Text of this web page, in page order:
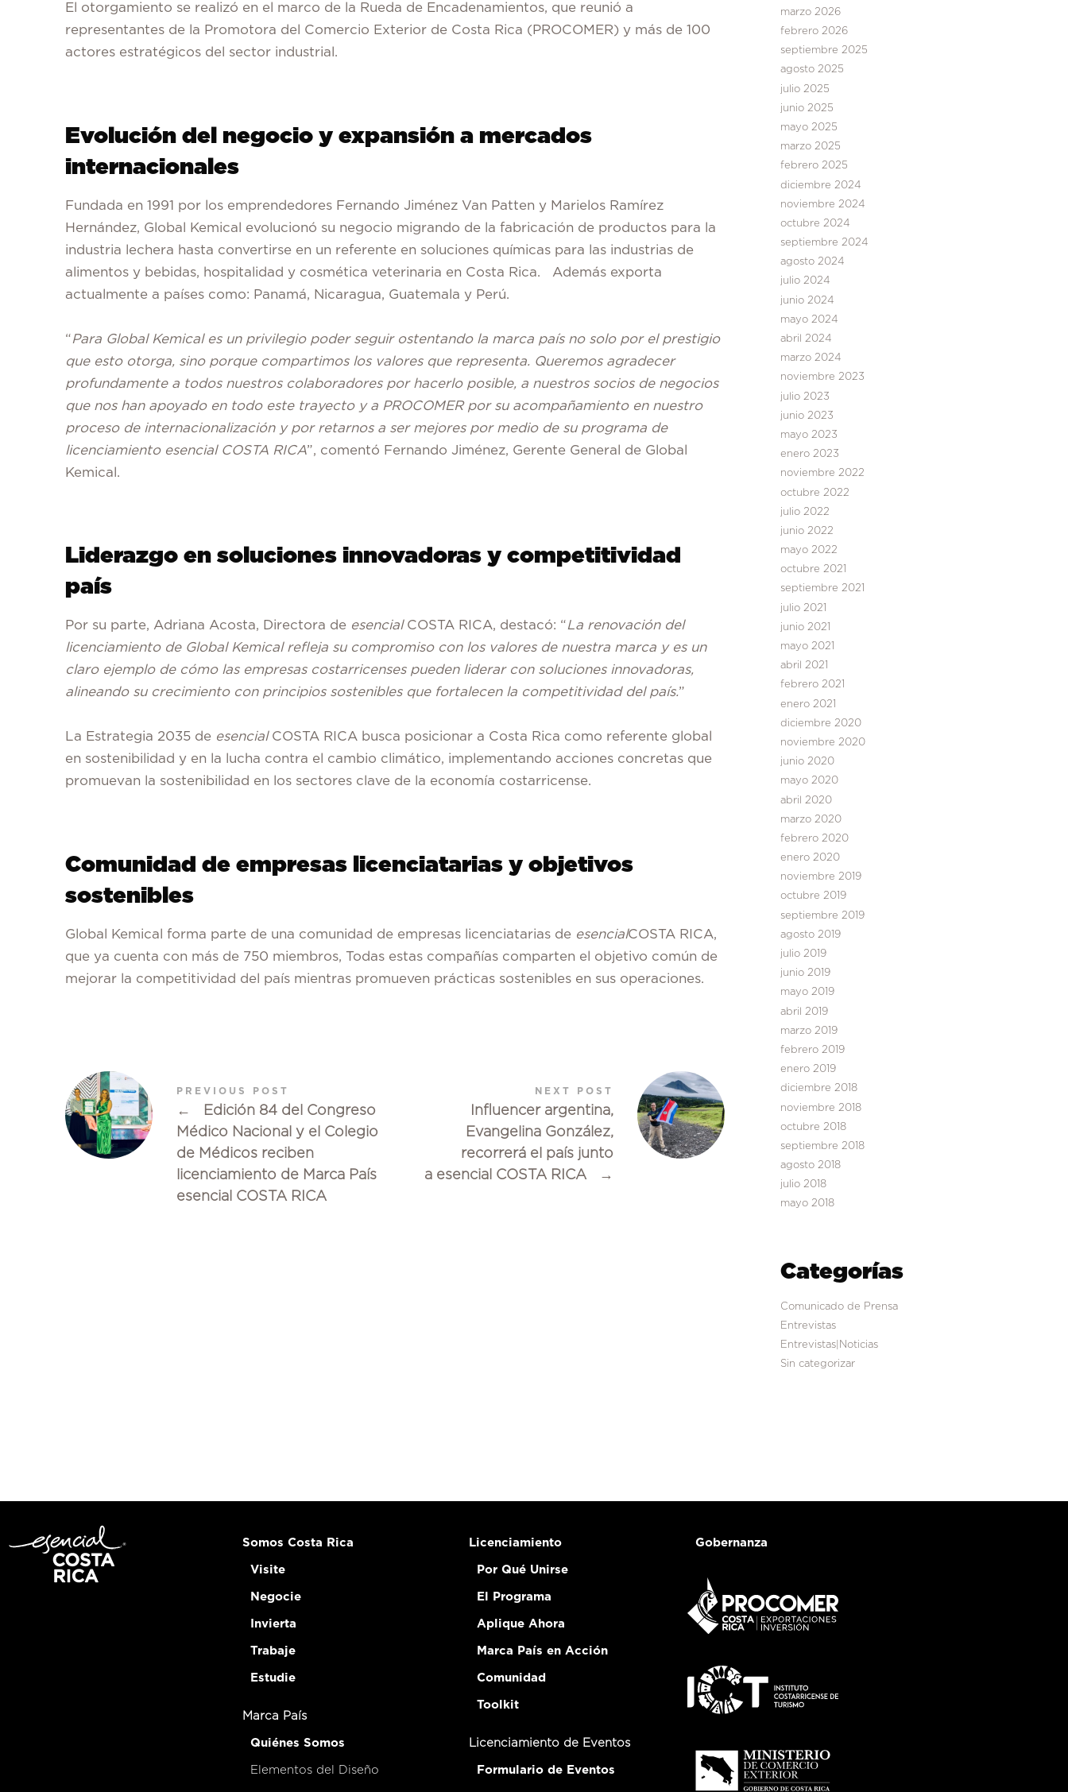
El otorgamiento se realizó en el marco de la Rueda de Encadenamientos, que reunió a
representantes de la Promotora del Comercio Exterior de Costa Rica (PROCOMER) y más de 100
actores estratégicos del sector industrial.
Evolución del negocio y expansión a mercados
internacionales
Fundada en 1991 por los emprendedores Fernando Jiménez Van Patten y Marielos Ramírez
Hernández, Global Kemical evolucionó su negocio migrando de la fabricación de productos para la
industria lechera hasta convertirse en un referente en soluciones químicas para las industrias de
alimentos y bebidas, hospitalidad y cosmética veterinaria en Costa Rica. Además exporta
actualmente a países como: Panamá, Nicaragua, Guatemala y Perú.
“Para Global Kemical es un privilegio poder seguir ostentando la marca país no solo por el prestigio
que esto otorga, sino porque compartimos los valores que representa. Queremos agradecer
profundamente a todos nuestros colaboradores por hacerlo posible, a nuestros socios de negocios
que nos han apoyado en todo este trayecto y a PROCOMER por su acompañamiento en nuestro
proceso de internacionalización y por retarnos a ser mejores por medio de su programa de
licenciamiento esencial COSTA RICA”, comentó Fernando Jiménez, Gerente General de Global
Kemical.
Liderazgo en soluciones innovadoras y competitividad
país
Por su parte, Adriana Acosta, Directora de esencialCOSTA RICA, destacó: “La renovación del
licenciamiento de Global Kemical refleja su compromiso con los valores de nuestra marca y es un
claro ejemplo de cómo las empresas costarricenses pueden liderar con soluciones innovadoras,
alineando su crecimiento con principios sostenibles que fortalecen la competitividad del país.”
La Estrategia 2035 de esencialCOSTA RICA busca posicionar a Costa Rica como referente global
en sostenibilidad y en la lucha contra el cambio climático, implementando acciones concretas que
promuevan la sostenibilidad en los sectores clave de la economía costarricense.
Comunidad de empresas licenciatarias y objetivos
sostenibles
Global Kemical forma parte de una comunidad de empresas licenciatarias de esencialCOSTA RICA,
que ya cuenta con más de 750 miembros, Todas estas compañías comparten el objetivo común de
mejorar la competitividad del país mientras promueven prácticas sostenibles en sus operaciones.
PREVIOUS POST
←
Edición 84 del Congreso
Médico Nacional y el Colegio
de Médicos reciben
licenciamiento de Marca País
esencial COSTA RICA
NEXT POST
Influencer argentina,
Evangelina González,
recorrerá el país junto
a esencial COSTA RICA
→
marzo 2026
febrero 2026
septiembre 2025
agosto 2025
julio 2025
junio 2025
mayo 2025
marzo 2025
febrero 2025
diciembre 2024
noviembre 2024
octubre 2024
septiembre 2024
agosto 2024
julio 2024
junio 2024
mayo 2024
abril 2024
marzo 2024
noviembre 2023
julio 2023
junio 2023
mayo 2023
enero 2023
noviembre 2022
octubre 2022
julio 2022
junio 2022
mayo 2022
octubre 2021
septiembre 2021
julio 2021
junio 2021
mayo 2021
abril 2021
febrero 2021
enero 2021
diciembre 2020
noviembre 2020
junio 2020
mayo 2020
abril 2020
marzo 2020
febrero 2020
enero 2020
noviembre 2019
octubre 2019
septiembre 2019
agosto 2019
julio 2019
junio 2019
mayo 2019
abril 2019
marzo 2019
febrero 2019
enero 2019
diciembre 2018
noviembre 2018
octubre 2018
septiembre 2018
agosto 2018
julio 2018
mayo 2018
Categorías
Comunicado de Prensa
Entrevistas
Entrevistas|Noticias
Sin categorizar
Somos Costa Rica
Visite
Negocie
Invierta
Trabaje
Estudie
Marca País
Quiénes Somos
Elementos del Diseño
Licenciamiento
Por Qué Unirse
El Programa
Aplique Ahora
Marca País en Acción
Comunidad
Toolkit
Licenciamiento de Eventos
Formulario de Eventos
Gobernanza